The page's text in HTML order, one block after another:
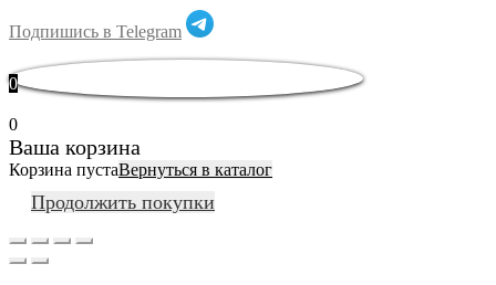
Подпишись в Telegram
0
0
Ваша корзина
Корзина пустаВернуться в каталог
Продолжить покупки